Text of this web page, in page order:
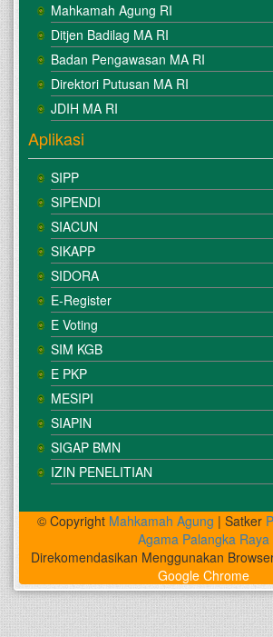
Mahkamah Agung RI
Ditjen Badilag MA RI
Badan Pengawasan MA RI
Direktori Putusan MA RI
JDIH MA RI
Aplikasi
SIPP
SIPENDI
SIACUN
SIKAPP
SIDORA
E-Register
E Voting
SIM KGB
E PKP
MESIPI
SIAPIN
SIGAP BMN
IZIN PENELITIAN
© Copyright Mahkamah Agung | Satker
Agama Palangka Raya
Direkomendasikan Menggunakan
Google Chrome